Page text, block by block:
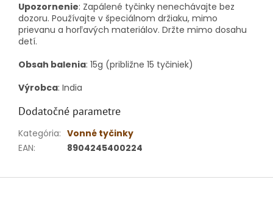
Upozornenie: Zapálené tyčinky nenechávajte bez
dozoru. Používajte v špeciálnom držiaku, mimo
prievanu a horľavých materiálov. Držte mimo dosahu
detí.
Obsah balenia: 15g (približne 15 tyčiniek)
Výrobca: India
Dodatočné parametre
Kategória: Vonné tyčinky
EAN: 8904245400224